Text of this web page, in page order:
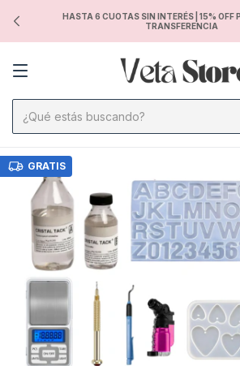
HASTA 6 CUOTAS SIN INTERÉS | 15% OFF
TRANSFERENCIA
GRATIS